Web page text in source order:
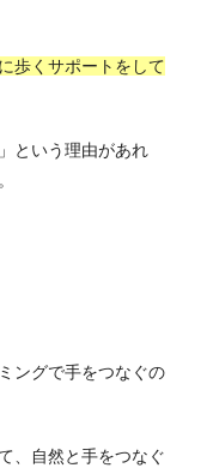
歩くサポートをして
という理由があれ
ングで手をつなぐの
、自然と手をつなぐ